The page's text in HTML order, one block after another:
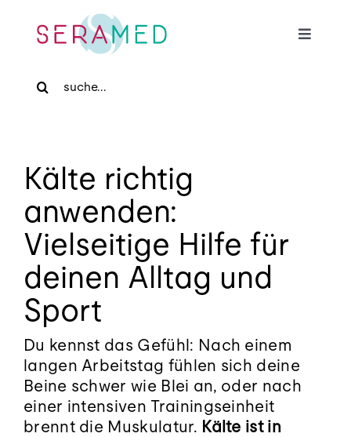
content
Toggle
Home
Medizinische Massage
Praxis
Blog
Kontakt
for:
Kälte richtig
anwenden:
Vielseitige Hilfe für
deinen Alltag und
Sport
Du kennst das Gefühl: Nach einem
langen Arbeitstag fühlen sich deine
Beine schwer wie Blei an, oder nach
einer intensiven Trainingseinheit
brennt die Muskulatur. Kälte ist in